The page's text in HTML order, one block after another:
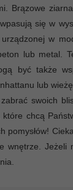
Brązowe
się w
w
lub metal.
być także
lub
swoich
chcą
Jeżeli